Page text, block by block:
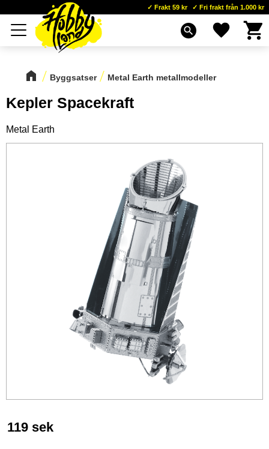
Meny
Frakt 59 kr Fri frakt från 1.000 kr
search Favoriter
Byggsatser Metal Earth metallmodeller
Kepler Spacekraft
Metal Earth
119 sek